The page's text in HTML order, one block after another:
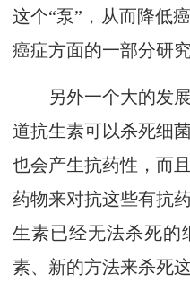
这个“泵”，从而降低
癌症方面的一部分研究
另外一个大的发展
道抗生素可以杀死细
也会产生抗药性，而
药物来对抗这些有抗
生素已经无法杀死的
素、新的方法来杀死这